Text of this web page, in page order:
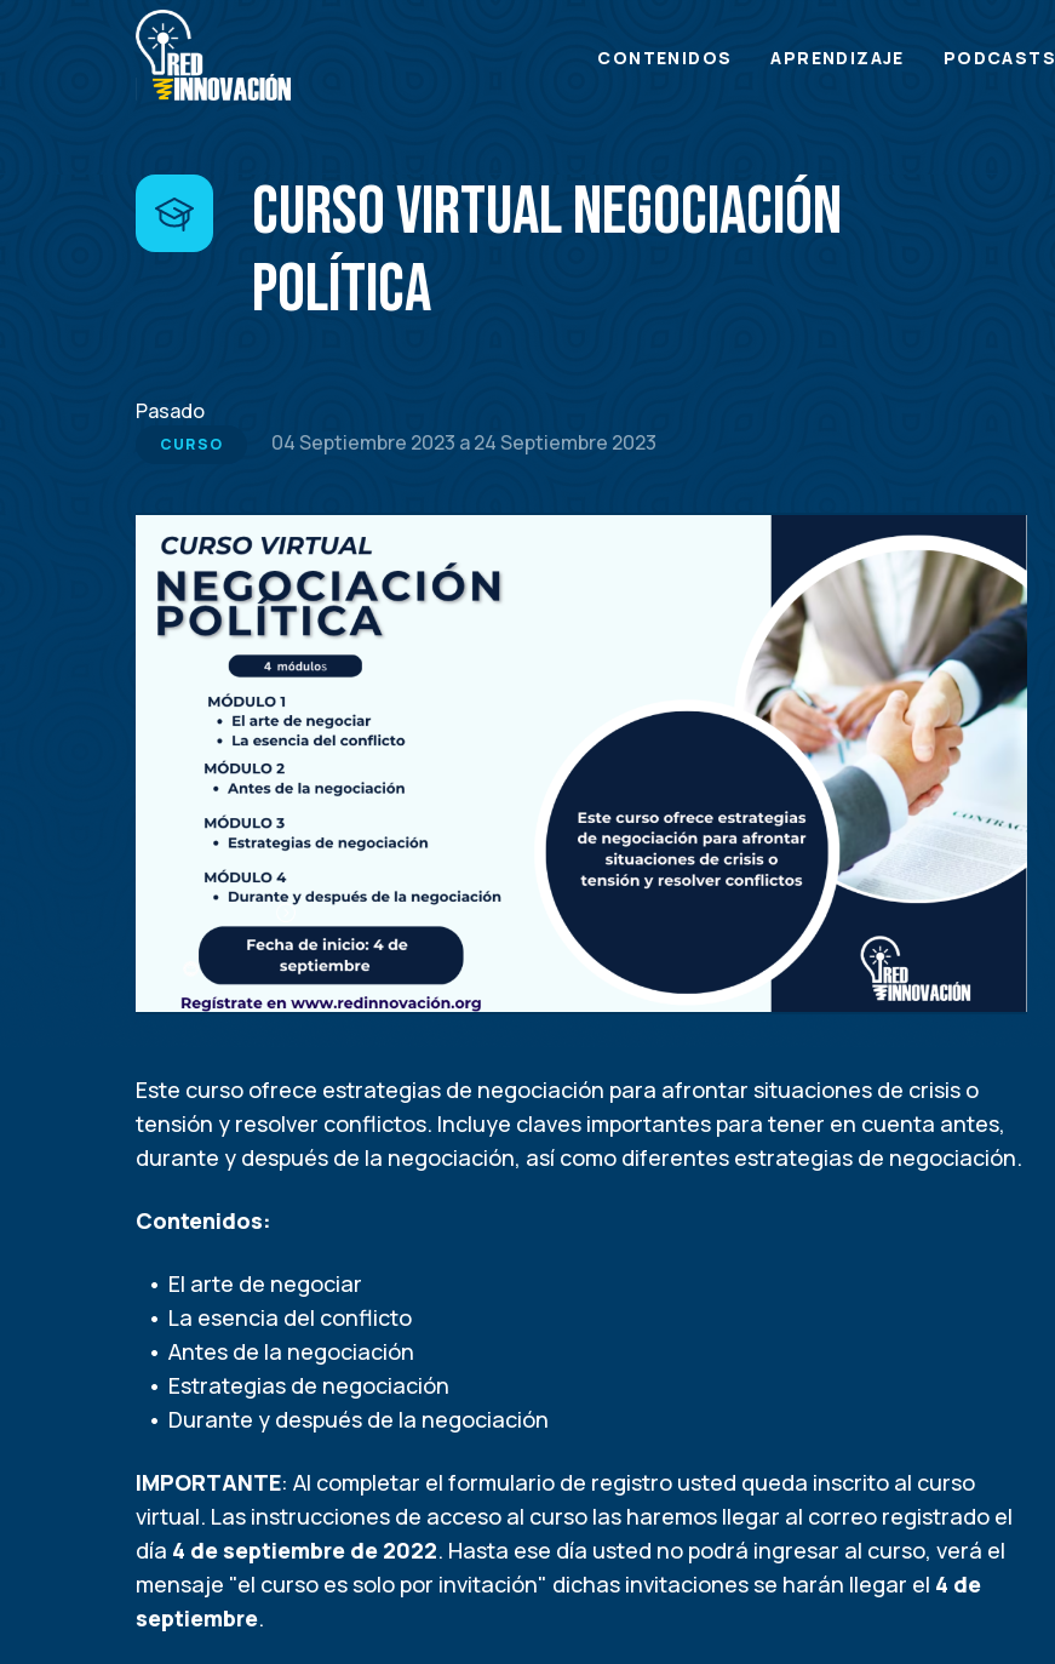
Main
CONTENIDOS APRENDIZAJE PODCASTS
Curso Virtual Negociación
política
Pasado
CURSO 04 Septiembre 2023 a24 Septiembre 2023
Este curso ofrece estrategias de negociación para afrontar situaciones de crisis o
tensión y resolver conflictos. Incluye claves importantes para tener en cuenta antes,
durante y después de la negociación, así como diferentes estrategias de negociación.
Contenidos:
El arte de negociar
La esencia del conflicto
Antes de la negociación
Estrategias de negociación
Durante y después de la negociación
IMPORTANTE: Al completar el formulario de registro usted queda inscrito al curso
virtual. Las instrucciones de acceso al curso las haremos llegar al correo registrado el
día 4 de septiembre de 2022. Hasta ese día usted no podrá ingresar al curso, verá el
mensaje "el curso es solo por invitación" dichas invitaciones se harán llegar el 4 de
septiembre.